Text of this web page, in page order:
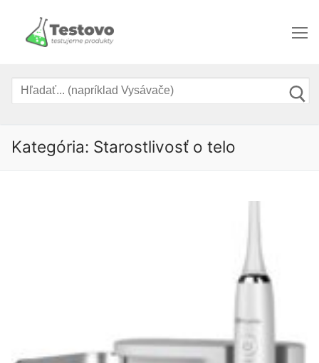
obsah
Hľadať:
Kategória: Starostlivosť o telo